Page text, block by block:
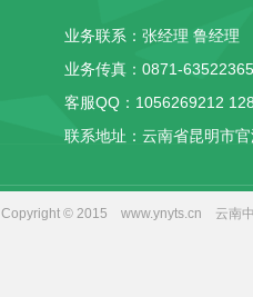
业务联系：张经理 鲁经理
业务传真：0871-
客服QQ： 1056269212
联系地址：云南省昆明市
Copyright © 2015 www.ynyts.cn 云南